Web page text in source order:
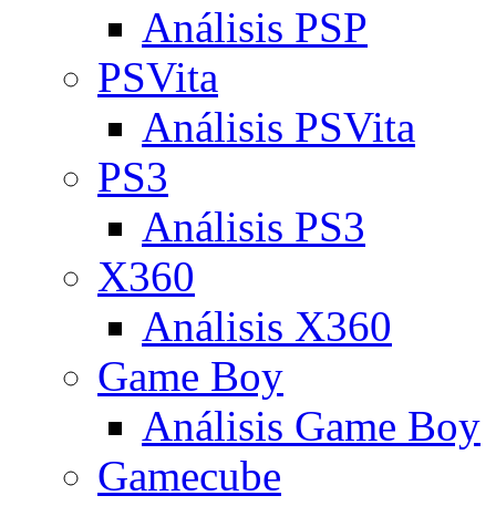
Análisis PSP
PSVita
Análisis PSVita
PS3
Análisis PS3
X360
Análisis X360
Game Boy
Análisis Game Boy
Gamecube